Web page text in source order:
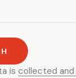
is collected